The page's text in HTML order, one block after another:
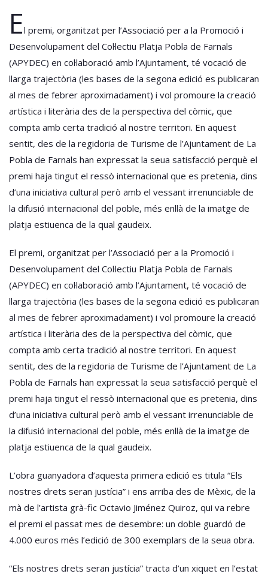
El premi, organitzat per l’Associació per a la Promoció i
Desenvolupament del Col·lectiu Platja Pobla de Farnals
(APYDEC) en col·laboració amb l’Ajuntament, té vocació de
llarga trajectòria (les bases de la segona edició es publicaran
al mes de febrer aproximadament) i vol promoure la creació
artística i literària des de la perspectiva del còmic, que
compta amb certa tradició al nostre territori. En aquest
sentit, des de la regidoria de Turisme de l’Ajuntament de La
Pobla de Farnals han expressat la seua satisfacció perquè el
premi haja tingut el ressò internacional que es pretenia, dins
d’una iniciativa cultural però amb el vessant irrenunciable de
la difusió internacional del poble, més enllà de la imatge de
platja estiuenca de la qual gaudeix.
El premi, organitzat per l’Associació per a la Promoció i
Desenvolupament del Col·lectiu Platja Pobla de Farnals
(APYDEC) en col·laboració amb l’Ajuntament, té vocació de
llarga trajectòria (les bases de la segona edició es publicaran
al mes de febrer aproximadament) i vol promoure la creació
artística i literària des de la perspectiva del còmic, que
compta amb certa tradició al nostre territori. En aquest
sentit, des de la regidoria de Turisme de l’Ajuntament de La
Pobla de Farnals han expressat la seua satisfacció perquè el
premi haja tingut el ressò internacional que es pretenia, dins
d’una iniciativa cultural però amb el vessant irrenunciable de
la difusió internacional del poble, més enllà de la imatge de
platja estiuenca de la qual gaudeix.
L’obra guanyadora d’aquesta primera edició es titula “Els
nostres drets seran justícia” i ens arriba des de Mèxic, de la
mà de l’artista grà-fic Octavio Jiménez Quiroz, qui va rebre
el premi el passat mes de desembre: un doble guardó de
4.000 euros més l’edició de 300 exemplars de la seua obra.
“Els nostres drets seran justícia” tracta d’un xiquet en l’estat